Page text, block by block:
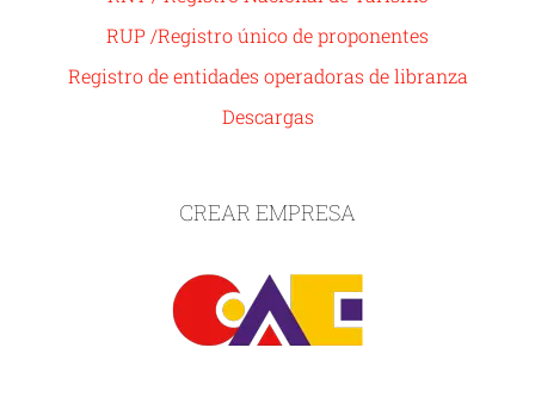
RUP /Registro único de proponentes
Registro de entidades operadoras de libranza
Descargas
CREAR EMPRESA